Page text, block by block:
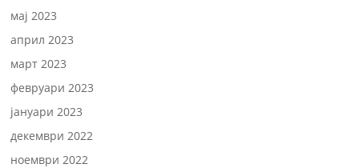
мај 2023
април 2023
март 2023
февруари 2023
јануари 2023
декември 2022
ноември 2022